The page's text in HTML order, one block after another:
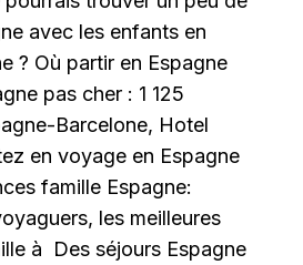
avec les enfants en
? Où partir en Espagne
pas cher : 1 125
Barcelone, Hotel
en voyage en Espagne
famille Espagne:
les meilleures
à Des séjours Espagne